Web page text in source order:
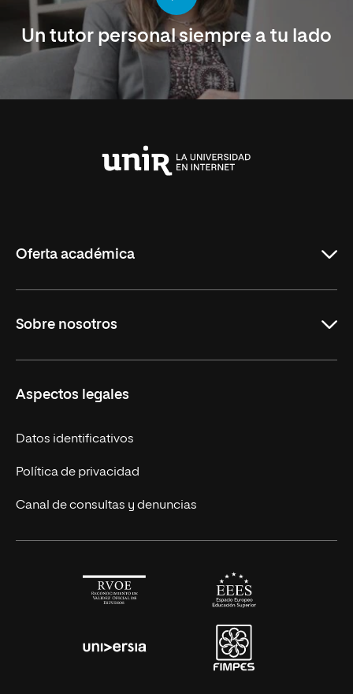
Un tutor personal siempre a tu lado
Oferta académica
Licenciaturas en línea
Másteres Europeos
Cursos Europeos
Títulos Americanos
Alianza Newman
Sobre nosotros
Nuestros alumnos
Únete a nosotros
Actualidad
Solicita información
Aspectos legales
Datos identificativos
Política de privacidad
Canal de consultas y denuncias